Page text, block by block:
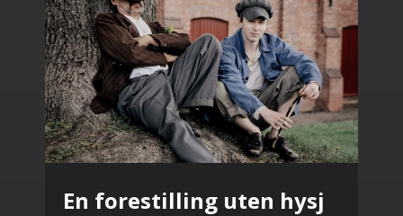
En forestilling uten hysj